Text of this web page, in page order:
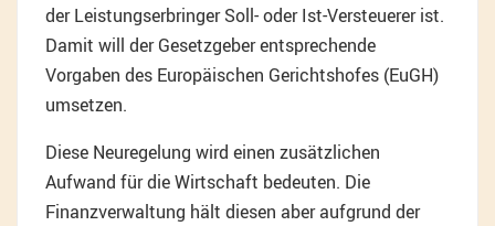
der Leistungserbringer Soll- oder Ist-Versteuerer ist.
Damit will der Gesetzgeber entsprechende
Vorgaben des Europäischen Gerichtshofes (EuGH)
umsetzen.
Diese Neuregelung wird einen zusätzlichen
Aufwand für die Wirtschaft bedeuten. Die
Finanzverwaltung hält diesen aber aufgrund der